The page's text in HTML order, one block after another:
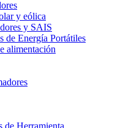
y eólica
y SAIS
de Energía Portátiles
alimentación
de Herramienta